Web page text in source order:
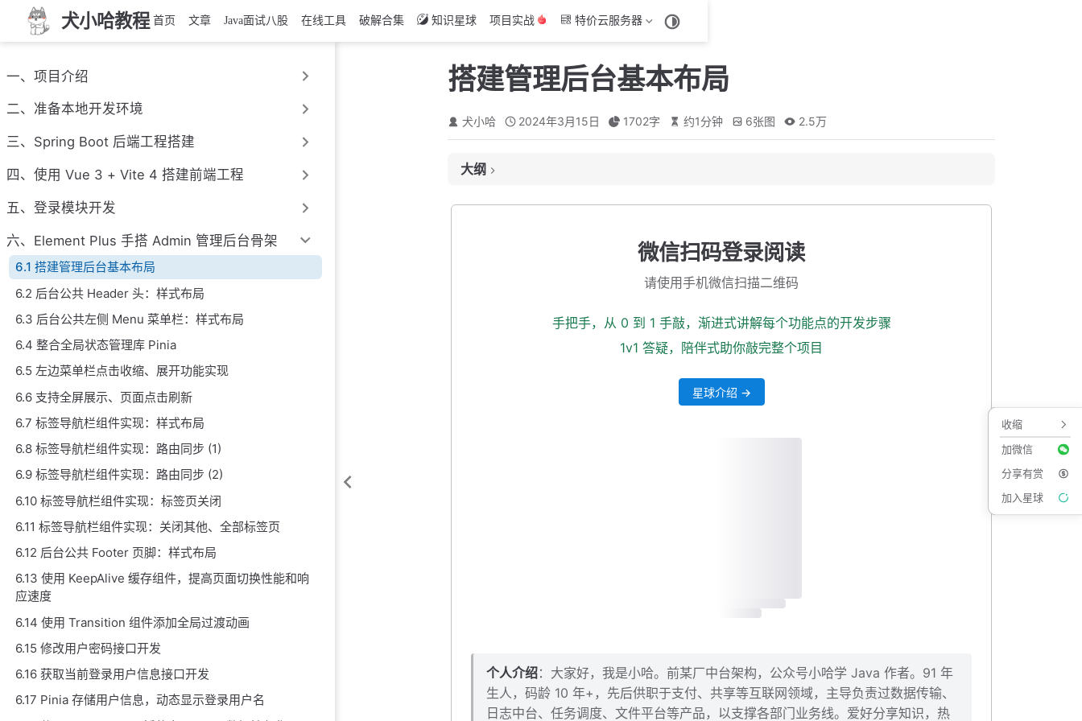
犬小哈教程 首页 文章 Java面试八股 在线工具 破解合集 知识星球 项目实战 特价云服务器
一、项目介绍
二、准备本地开发环境
三、Spring Boot 后端工程搭建
四、使用 Vue 3 + Vite 4 搭建前端工程
五、登录模块开发
六、Element Plus 手搭 Admin 管理后台骨架
6.1 搭建管理后台基本布局
6.2 后台公共 Header 头：样式布局
6.3 后台公共左侧 Menu 菜单栏：样式布局
6.4 整合全局状态管理库 Pinia
6.5 左边菜单栏点击收缩、展开功能实现
6.6 支持全屏展示、页面点击刷新
6.7 标签导航栏组件实现：样式布局
6.8 标签导航栏组件实现：路由同步 (1)
6.9 标签导航栏组件实现：路由同步 (2)
6.10 标签导航栏组件实现：标签页关闭
6.11 标签导航栏组件实现：关闭其他、全部标签页
6.12 后台公共 Footer 页脚：样式布局
6.13 使用 KeepAlive 缓存组件，提高页面切换性能和响
应速度
6.14 使用 Transition 组件添加全局过渡动画
6.15 修改用户密码接口开发
6.16 获取当前登录用户信息接口开发
6.17 Pinia 存储用户信息，动态显示登录用户名
搭建管理后台基本布局
犬小哈 2024年3月15日 1702字 约1分钟 6张图 2.5万
大纲
微信扫码登录阅读
请使用手机微信扫描二维码
手把手，从 0 到 1 手敲，渐进式讲解每个功能点的开发步骤
1v1 答疑，陪伴式助你敲完整个项目
星球介绍 →
个人介绍：大家好，我是小哈。前某厂中台架构，公众号小哈学 Java 作者。91 年
生人，码龄 10 年+，先后供职于支付、共享等互联网领域，主导负责过数据传输、
日志中台、任务调度、文件平台等产品，以支撑各部门业务线。爱好分享知识，热
收缩
加微信
分享有赏
加入星球